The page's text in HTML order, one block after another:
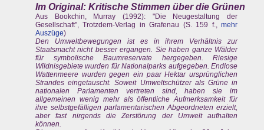
Im Original: Kritische Stimmen über die Grünen
Aus Bookchin, Murray (1992): "Die Neugestaltung der
Gesellschaft", Trotzdem-Verlag in Grafenau (S. 159 f.,mehr
Auszüge)
Den Umweltbewegungen ist es in ihrem Verhältnis zur
Staatsmacht nicht besser ergangen. Sie haben ganze Wälder
für symbolische Baumreservate hergegeben. Riesige
Wildnisgebiete wurden für Nationalparks aufgegeben. Endlose
Wattenmeere wurden gegen ein paar Hektar ursprünglichen
Strandes eingetauscht. Soweit Umweltschützer als Grüne in
nationalen Parlamenten vertreten sind, haben sie im
allgemeinen wenig mehr als öffentliche Aufmerksamkeit für
ihre selbstgefälligen parlamentarischen Abgeordneten erzielt,
aber fast nirgends die Zerstörung der Umwelt aufhalten
können.